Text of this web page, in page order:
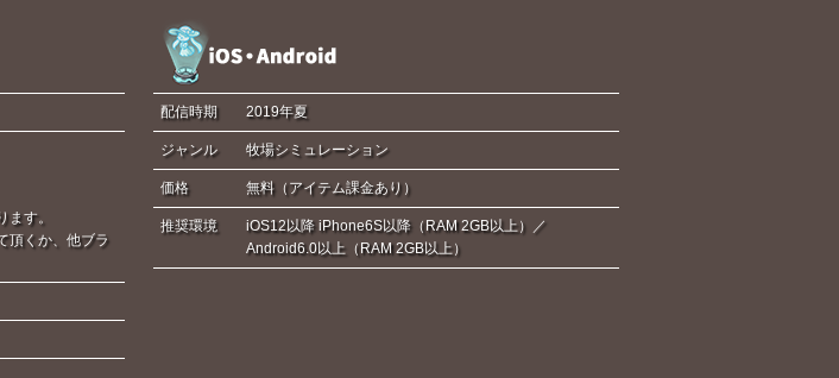
す。
頂くか、他ブラ
配信時期 2019年夏
ジャンル 牧場シミュレーション
価格 無料（アイテム課金あり）
推奨環境
iOS12以降 iPhone6S以降（RAM 2GB以上）／
Android6.0以上（RAM 2GB以上）